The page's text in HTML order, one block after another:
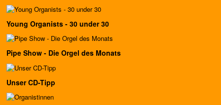
Young Organists - 30 under 30
Pipe Show - Die Orgel des Monats
Unser CD-Tipp